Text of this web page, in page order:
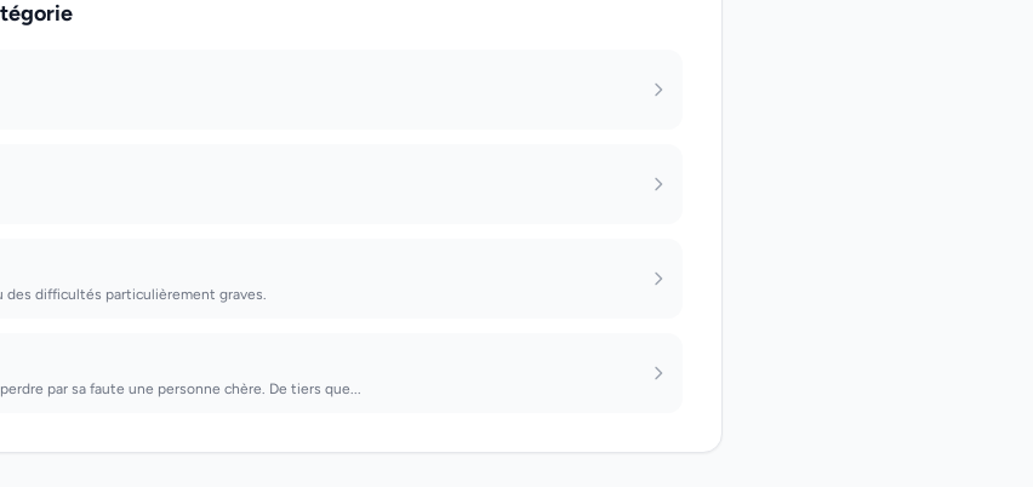
des difficultés particulièrement graves.
par sa faute une personne chère. De tiers que...